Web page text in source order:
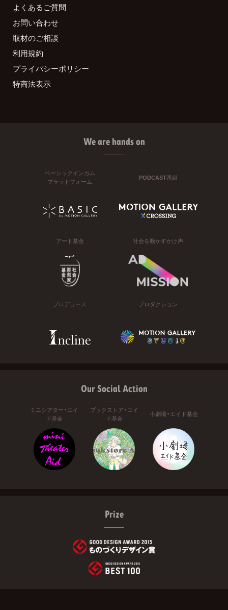
よくあるご質問
お問い合わせ
取材のご相談
利用規約
プライバシーポリシー
特商法表示
We are hands on
ベーシックインカム
プラットフォーム
PODCAST番組
アート基金 社会を動かすかけ声
プロデュース プロダクション
Our Social Action
ミニシアター・エイ
ド基金
ブックストア・エイ
ド基金
小劇場・エイド基金
Prize